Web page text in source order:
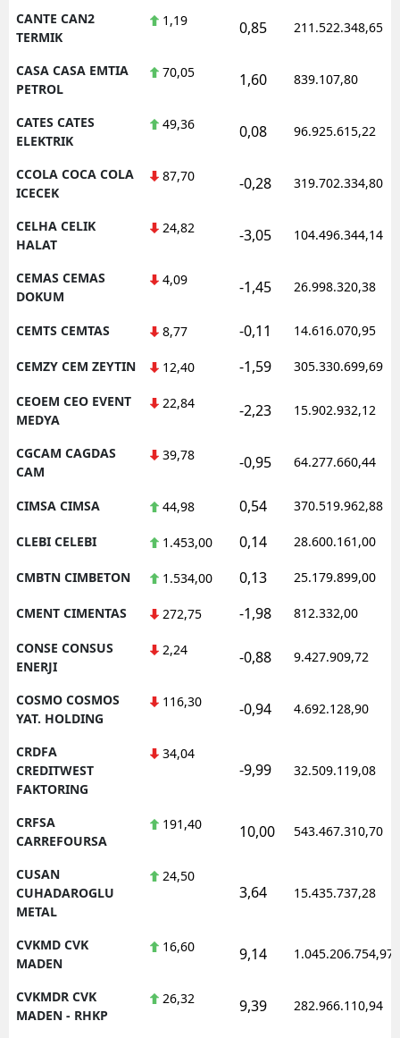
CANTE CAN2
TERMIK
1,19 0,85 211.522.348,65
CASA CASA EMTIA
PETROL
70,05 1,60 839.107,80
CATES CATES
ELEKTRIK
49,36 0,08 96.925.615,22
CCOLA COCA COLA
ICECEK
87,70 -0,28 319.702.334,80
CELHA CELIK
HALAT
24,82 -3,05 104.496.344,14
CEMAS CEMAS
DOKUM
4,09 -1,45 26.998.320,38
CEMTS CEMTAS 8,77 -0,11 14.616.070,95
CEMZY CEM ZEYTIN 12,40 -1,59 305.330.699,69
CEOEM CEO EVENT
MEDYA
22,84 -2,23 15.902.932,12
CGCAM CAGDAS
CAM
39,78 -0,95 64.277.660,44
CIMSA CIMSA 44,98 0,54 370.519.962,88
CLEBI CELEBI 1.453,00 0,14 28.600.161,00
CMBTN CIMBETON 1.534,00 0,13 25.179.899,00
CMENT CIMENTAS 272,75 -1,98 812.332,00
CONSE CONSUS
ENERJI
2,24 -0,88 9.427.909,72
COSMO COSMOS
YAT. HOLDING
116,30 -0,94 4.692.128,90
CRDFA
CREDITWEST
FAKTORING
34,04
-9,99 32.509.119,08
CRFSA
CARREFOURSA
191,40 10,00 543.467.310,70
CUSAN
CUHADAROGLU
METAL
24,50
3,64 15.435.737,28
CVKMD CVK
MADEN
16,60 9,14 1.045.206.754,97
CVKMDR CVK
MADEN - RHKP
26,32 9,39 282.966.110,94